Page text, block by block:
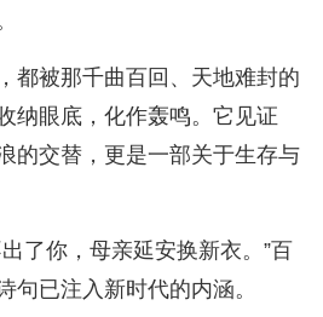
都被那千曲百回、天地难封的
眼底，化作轰鸣。它见证
的交替，更是一部关于生存与
了你，母亲延安换新衣。”百
句已注入新时代的内涵。